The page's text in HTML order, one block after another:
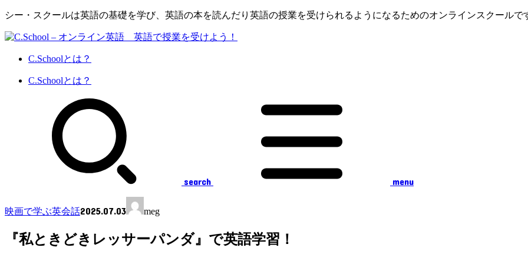
シー・スクールは英語の基礎を学び、英語の本を読んだり英語の授業を受けられるようになるためのオンラインスクールで
C.Schoolとは？
C.Schoolとは？
search menu
映画で学ぶ英会話2025.07.03 meg
『私ときどきレッサーパンダ』で英語学習！